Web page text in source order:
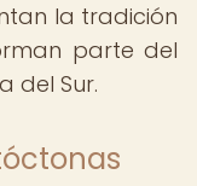
la tradición
parte del
del Sur.